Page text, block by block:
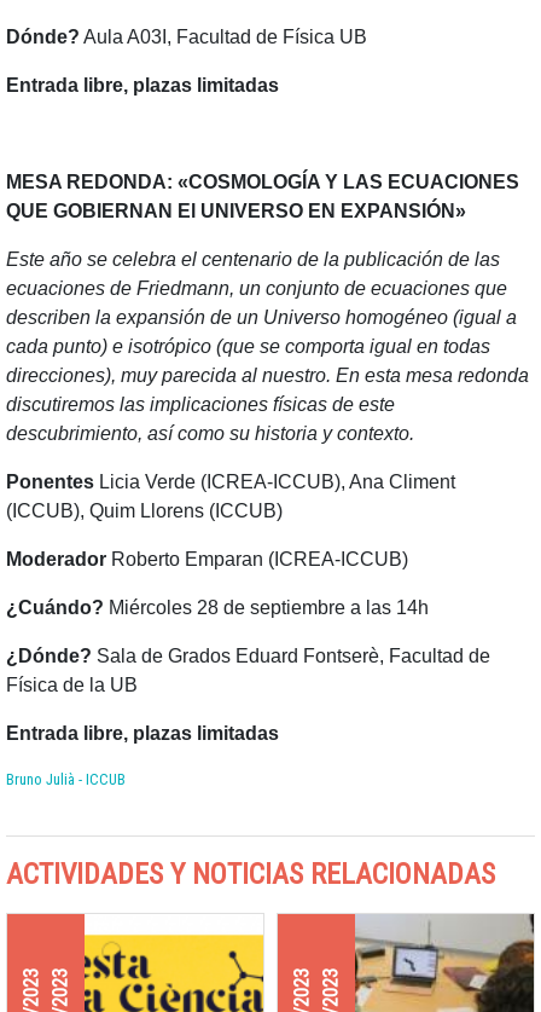
Dónde? Aula A03I, Facultad de Física UB
Entrada libre, plazas limitadas
MESA REDONDA: «COSMOLOGÍA Y LAS ECUACIONES
QUE GOBIERNAN El UNIVERSO EN EXPANSIÓN»
Este año se celebra el centenario de la publicación de las
ecuaciones de Friedmann, un conjunto de ecuaciones que
describen la expansión de un Universo homogéneo (igual a
cada punto) e isotrópico (que se comporta igual en todas
direcciones), muy parecida al nuestro. En esta mesa redonda
discutiremos las implicaciones físicas de este
descubrimiento, así como su historia y contexto.
Ponentes Licia Verde (ICREA-ICCUB), Ana Climent
(ICCUB), Quim Llorens (ICCUB)
Moderador Roberto Emparan (ICREA-ICCUB)
¿Cuándo? Miércoles 28 de septiembre a las 14h
¿Dónde? Sala de Grados Eduard Fontserè, Facultad de
Física de la UB
Entrada libre, plazas limitadas
Bruno Julià - ICCUB
ACTIVIDADES Y NOTICIAS RELACIONADAS